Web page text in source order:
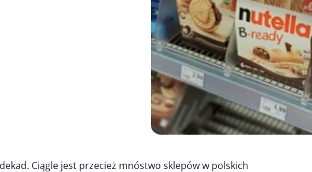
Ciągle jest przecież mnóstwo sklepów w polskich